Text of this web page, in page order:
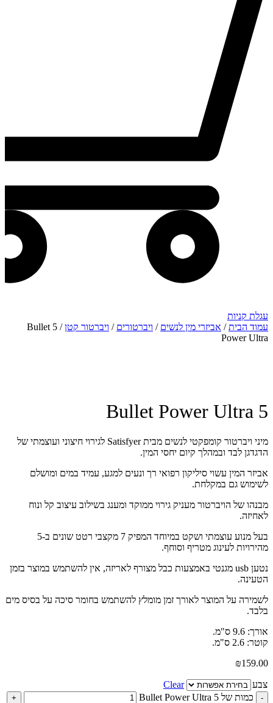
עגלת קניות
עמוד הבית/ אביזרי מין לנשים / ויברטורים / ויברטור קטן
/ 5 Bullet
Power Ultra
5 Bullet Power Ultra
מיני ויברטור קומפקטי לנשים מבית Satisfyer לגירוי חיצוני ועוצמתי של
הדגדגן לבד ובמהלך קיום יחסי המין.
אביזר המין עשוי סיליקון רפואי רך ונעים למגע, עמיד במים ומושלם
לשימוש גם במקלחת.
מבנהו של הויברטור מעניק גירוי ממוקד ומענג בשילוב עיצוב קל ונוח
לאחיזה.
בעל מנוע עוצמתי ושקט במיוחד המפיק 7 מקצבי רטט שונים ב-5
מהירויות לעינוג מטריף וסוחף.
נטען usb מגנטי באמצעות כבל מצורף לאריזה, אין להשתמש במוצר בזמן
הטעינה.
לשמירה על המוצר לאורך זמן מומלץ להשתמש בחומר סיכה על בסיס מים
בלבד.
אורך: 9.6 ס"מ.
קוטר: 2.6 ס"מ.
₪159.00
צבע Clear
- כמות של 5 Bullet Power Ultra
+